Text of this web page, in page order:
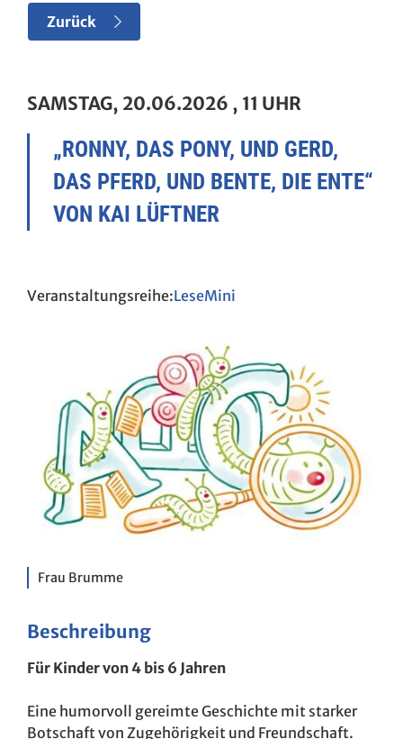
Zurück
SAMSTAG, 20.06.2026 , 11 UHR
„RONNY, DAS PONY, UND GERD,
DAS PFERD, UND BENTE, DIE ENTE“
VON KAI LÜFTNER
LeseMini
Frau Brumme
Beschreibung
Für Kinder von 4 bis 6 Jahren
Eine humorvoll gereimte Geschichte mit starker
Botschaft von Zugehörigkeit und Freundschaft.